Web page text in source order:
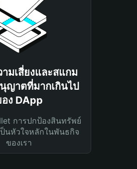
มเสี่ยงและสแกม
ญาตที่มากเกินไป
ง DApp
การปกป้องสินทรัพย์
นหัวใจหลักในพันธกิจ
ของเรา